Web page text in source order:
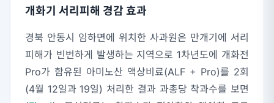
개화기 서리피해 경감 효과
경북 안동시 임하면에 위치한 사과원은 만개기에 서리
피해가 빈번하게 발생하는 지역으로 1차년도에 개화전
Pro가 함유된 아미노산 액상비료(ALF + Pro)를 2회
(4월 12일과 19일) 처리한 결과 과총당 착과수를 보면